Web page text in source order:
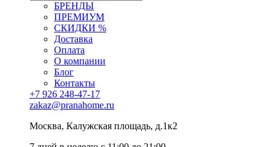
БРЕНДЫ
ПРЕМИУМ
СКИДКИ %
Доставка
Оплата
О компании
Блог
Контакты
+7 926 248-47-17
zakaz@pranahome.ru
Москва, Калужская площадь, д.1к2